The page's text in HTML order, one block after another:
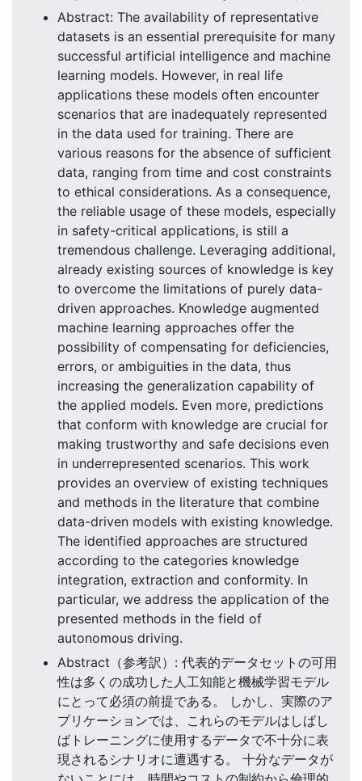
Abstract: The availability of representative
datasets is an essential prerequisite for many
successful artificial intelligence and machine
learning models. However, in real life
applications these models often encounter
scenarios that are inadequately represented
in the data used for training. There are
various reasons for the absence of sufficient
data, ranging from time and cost constraints
to ethical considerations. As a consequence,
the reliable usage of these models, especially
in safety-critical applications, is still a
tremendous challenge. Leveraging additional,
already existing sources of knowledge is key
to overcome the limitations of purely data-
driven approaches. Knowledge augmented
machine learning approaches offer the
possibility of compensating for deficiencies,
errors, or ambiguities in the data, thus
increasing the generalization capability of
the applied models. Even more, predictions
that conform with knowledge are crucial for
making trustworthy and safe decisions even
in underrepresented scenarios. This work
provides an overview of existing techniques
and methods in the literature that combine
data-driven models with existing knowledge.
The identified approaches are structured
according to the categories knowledge
integration, extraction and conformity. In
particular, we address the application of the
presented methods in the field of
autonomous driving.
Abstract（参考訳）: 代表的データセットの可用
性は多くの成功した人工知能と機械学習モデル
にとって必須の前提である。 しかし、実際のア
プリケーションでは、これらのモデルはしばし
ばトレーニングに使用するデータで不十分に表
現されるシナリオに遭遇する。 十分なデータが